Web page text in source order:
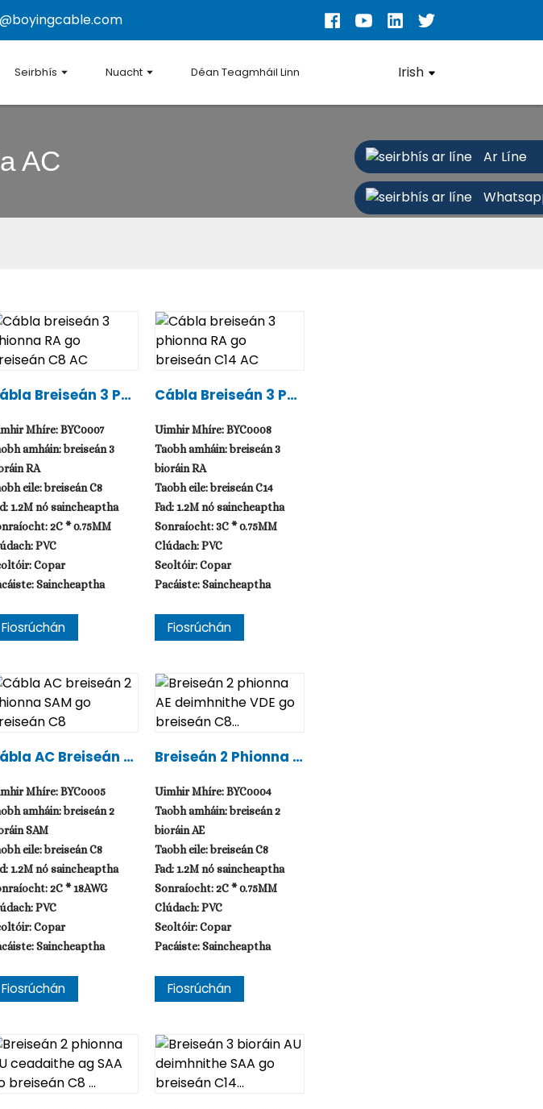
Seirbhís Nuacht Déan Teagmháil Linn Irish
Ar Líne
AC
Breiseán 3 Phi
ACMhíre: BYC0007
amháin: breiseán 3
RA
eile: breiseán C8
1.2M nó saincheaptha
2C * 0.75MM
PVC
Copar
Saincheaptha
Fiosrúchán
Cábla Breiseán 3 Phi
C14 AC
Uimhir Mhíre: BYC0008
Taobh amháin: breiseán 3
bioráin RA
Taobh eile: breiseán C14
Fad: 1.2M nó saincheaptha
Sonraíocht: 3C * 0.75MM
Clúdach: PVC
Seoltóir: Copar
Pacáiste: Saincheaptha
Fiosrúchán
AC Breiseán 2
C8
Mhíre: BYC0005
amháin: breiseán 2
SAM
eile: breiseán C8
1.2M nó saincheaptha
2C * 18AWG
PVC
Copar
Saincheaptha
Fiosrúchán
Breiseán 2 Phionna A
Breiseán C8...
Uimhir Mhíre: BYC0004
Taobh amháin: breiseán 2
bioráin AE
Taobh eile: breiseán C8
Fad: 1.2M nó saincheaptha
Sonraíocht: 2C * 0.75MM
Clúdach: PVC
Seoltóir: Copar
Pacáiste: Saincheaptha
Fiosrúchán